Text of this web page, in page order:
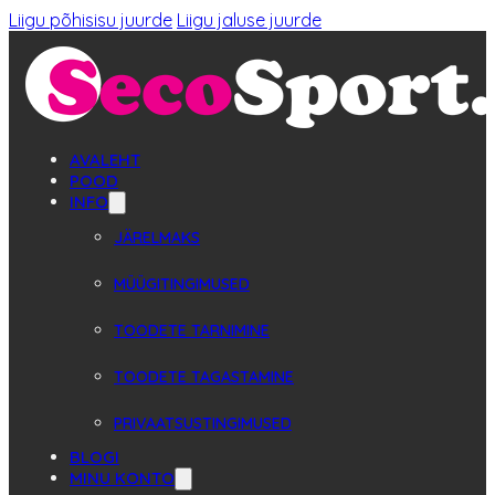
Liigu põhisisu juurde Liigu jaluse juurde
AVALEHT
POOD
INFO
JÄRELMAKS
MÜÜGITINGIMUSED
TOODETE TARNIMINE
TOODETE TAGASTAMINE
PRIVAATSUSTINGIMUSED
BLOGI
MINU KONTO